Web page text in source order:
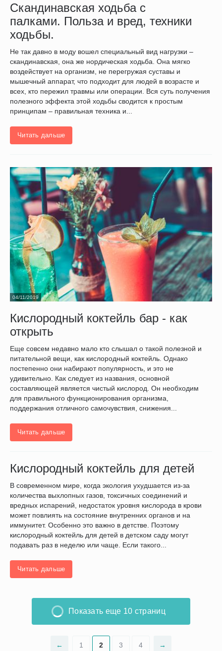
Скандинавская ходьба с
палками. Польза и вред, техники
ходьбы.
Не так давно в моду вошел специальный вид нагрузки –
скандинавская, она же нордическая ходьба. Она мягко
воздействует на организм, не перегружая суставы и
мышечный аппарат, что подходит для людей в возрасте и
всех, кто пережил травмы или операции. Вся суть получения
полезного эффекта этой ходьбы сводится к простым
принципам – правильная техника и...
Читать дальше
04/11/2019
Кислородный коктейль бар - как
открыть
Еще совсем недавно мало кто слышал о такой полезной и
питательной вещи, как кислородный коктейль. Однако
постепенно они набирают популярность, и это не
удивительно. Как следует из названия, основной
составляющей является чистый кислород. Он необходим
для правильного функционирования организма,
поддержания отличного самочувствия, снижения...
Читать дальше
Кислородный коктейль для детей
В современном мире, когда экология ухудшается из-за
количества выхлопных газов, токсичных соединений и
вредных испарений, недостаток уровня кислорода в крови
может повлиять на состояние внутренних органов и на
иммунитет. Особенно это важно в детстве. Поэтому
кислородный коктейль для детей в детском саду могут
подавать раз в неделю или чаще. Если такого...
Читать дальше
Показать еще 10 страниц
1 2 3 4